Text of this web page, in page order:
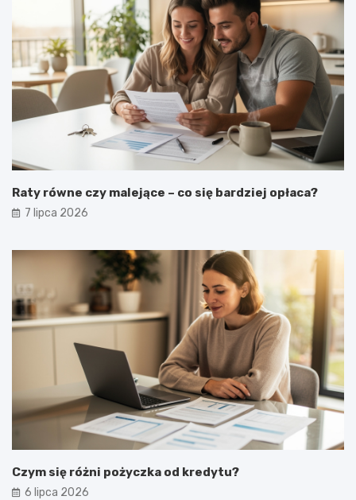
Raty równe czy malejące – co się bardziej opłaca?
7 lipca 2026
Czym się różni pożyczka od kredytu?
6 lipca 2026